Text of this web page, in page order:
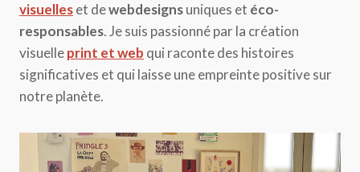
visuelleset dewebdesignsuniques et éco-
responsables. Je suis passionné par la création
visuelleprint et web qui raconte des histoires
significatives et qui laisse une empreinte positive sur
notre planète.